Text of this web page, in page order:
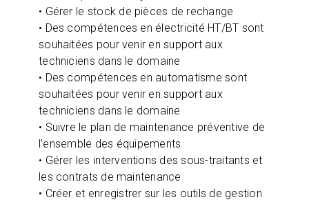
• Gérer le stock de pièces de rechange
• Des compétences en électricité HT/BT sont
souhaitées pour venir en support aux
techniciens dans le domaine
• Des compétences en automatisme sont
souhaitées pour venir en support aux
techniciens dans le domaine
• Suivre le plan de maintenance préventive de
l’ensemble des équipements
• Gérer les interventions des sous-traitants et
les contrats de maintenance
• Créer et enregistrer sur les outils de gestion